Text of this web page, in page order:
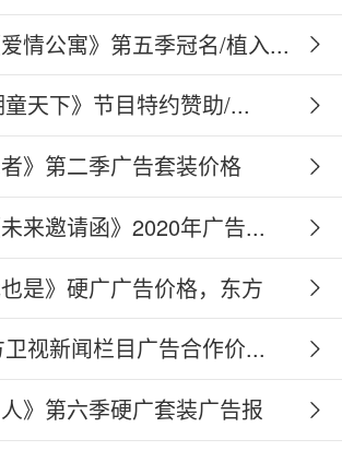
情公寓》第五季冠名/植入...
天下》节目特约赞助/...
》第二季广告套装价格
来邀请函》2020年广告...
是》硬广广告价格，东方
视新闻栏目广告合作价...
》第六季硬广套装广告报